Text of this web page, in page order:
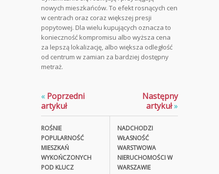
nowych mieszkańców. To efekt rosnących cen
w centrach oraz coraz większej presji
popytowej. Dla wielu kupujących oznacza to
konieczność kompromisu albo wyższa cena
za lepszą lokalizację, albo większa odległość
od centrum w zamian za bardziej dostępny
metraż.
« Poprzedni
artykuł
ROŚNIE
POPULARNOŚĆ
MIESZKAŃ
WYKOŃCZONYCH
POD KLUCZ
Następny
artykuł»
NADCHODZI
WŁASNOŚĆ
WARSTWOWA
NIERUCHOMOŚCI W
WARSZAWIE